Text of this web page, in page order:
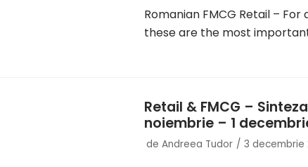
Romanian FMCG Retail –
these are the most
Retail & FMCG –
noiembrie – 1
de Andreea Tudor 3 decembrie